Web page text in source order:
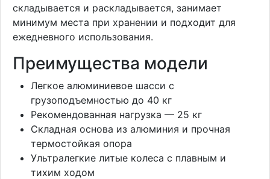
складывается и раскладывается, занимает
минимум места при хранении и подходит для
ежедневного использования.
Преимущества модели
Легкое алюминиевое шасси с
грузоподъемностью до 40 кг
Рекомендованная нагрузка — 25 кг
Складная основа из алюминия и прочная
термостойкая опора
Ультралегкие литые колеса с плавным и
тихим ходом